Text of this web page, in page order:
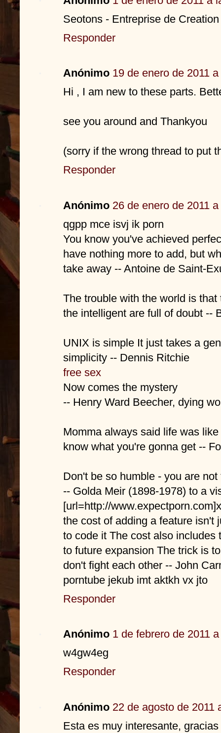
Seotons - Entreprise de
Responder
Anónimo 19 de enero de 2011
Hi , I am new to these parts.
see you around and Thankyou
(sorry if the wrong thread to put
Responder
Anónimo 26 de enero de 2011
qgpp mce isvj ik porn
You know you've achieved
have nothing more to add, but
take away -- Antoine de Saint-
The trouble with the world is
the intelligent are full of doubt --
UNIX is simple It just takes a
simplicity -- Dennis Ritchie
free sex
Now comes the mystery
-- Henry Ward Beecher, dying
Momma always said life was
know what you're gonna get --
Don't be so humble - you are not
-- Golda Meir (1898-1978) to a
[url=http://
the cost of adding a feature isn't
to code it The cost also includes
to future expansion The trick is
don't fight each other -- John
porntube jekub imt aktkh vx jto
Responder
Anónimo 1 de febrero de 2011
w4gw4eg
Responder
Anónimo 22 de agosto de 2011
Esta es muy interesante, gracias